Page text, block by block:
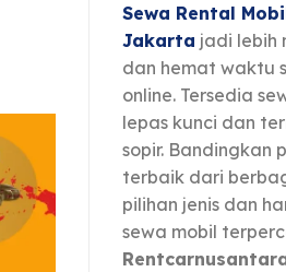
Sewa Rental
Jakarta jadi lebih
dan hemat waktu
online. Tersedia
lepas kunci dan
sopir. Bandingkan
terbaik dari
pilihan jenis dan
sewa mobil